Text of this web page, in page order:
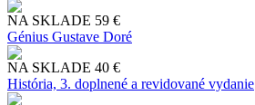
NA SKLADE 59 €
Génius Gustave Doré
NA SKLADE 40 €
História, 3. doplnené a revidované vydanie